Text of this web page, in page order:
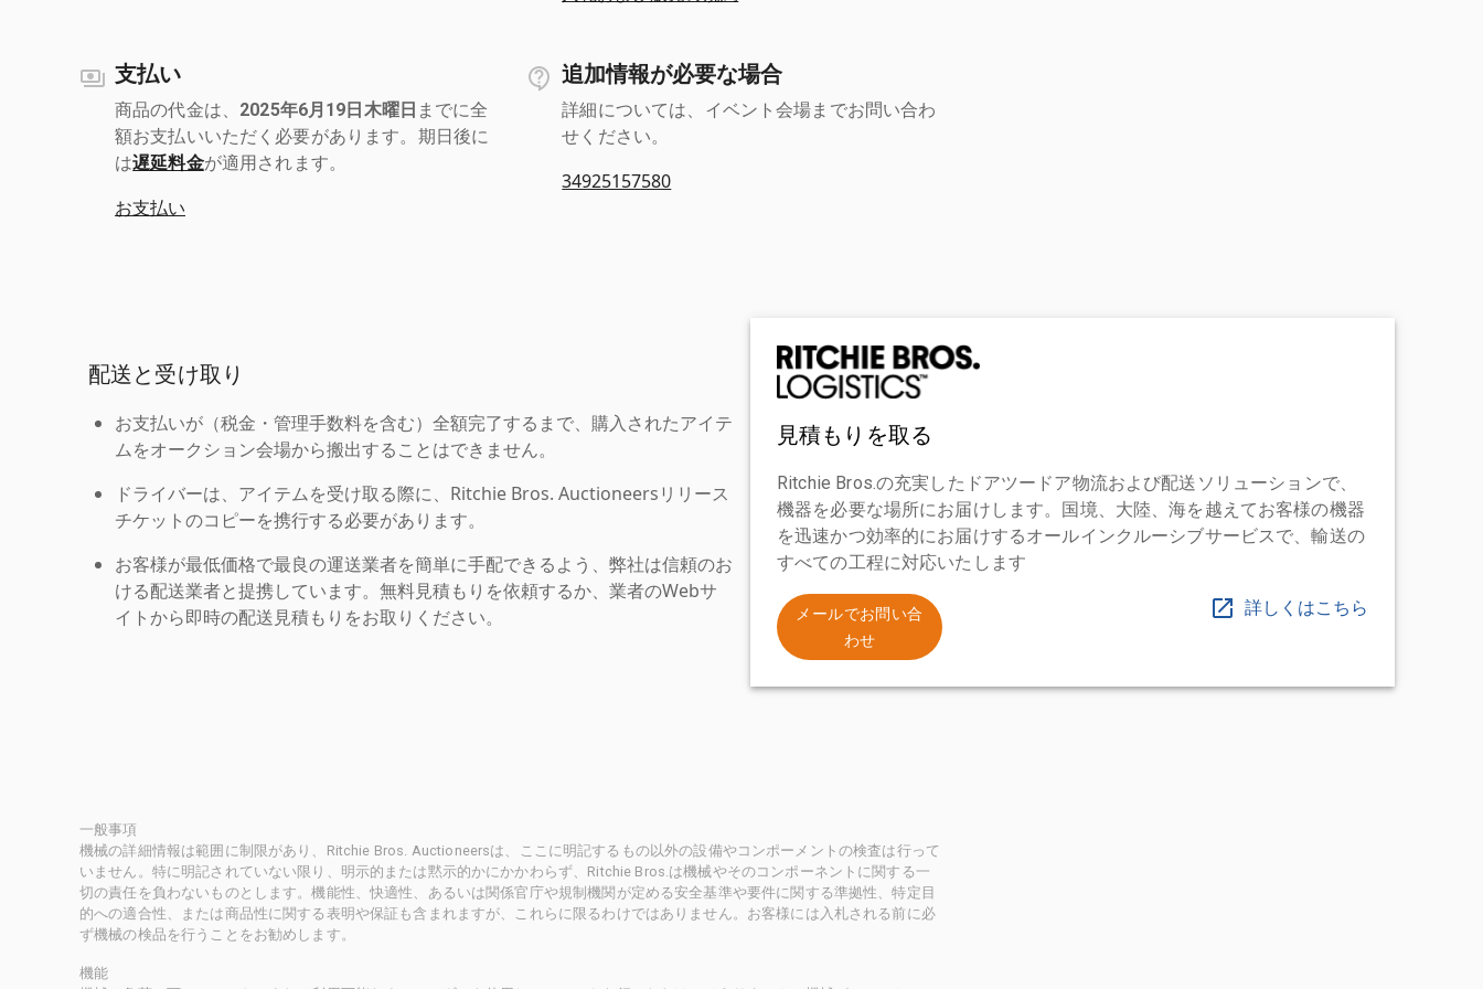
支払い
商品の代金は、 2025年6月19日木曜日 までに全
額お支払いいただく必要があります。期日後に
は遅延料金が適用されます。
お支払い
追加情報が必要な場合
詳細については、イベント会場までお問い合わ
せください。
34925157580
配送と受け取り
お支払いが（税金・管理手数料を含む）全額完了するまで、購入されたアイテ
ムをオークション会場から搬出することはできません。
ドライバーは、アイテムを受け取る際に、Ritchie Bros. Auctioneersリリース
チケットのコピーを携行する必要があります。
お客様が最低価格で最良の運送業者を簡単に手配できるよう、弊社は信頼のお
ける配送業者と提携しています。無料見積もりを依頼するか、業者のWebサ
イトから即時の配送見積もりをお取りください。
見積もりを取る
Ritchie Bros.の充実したドアツードア物流および配送ソリューションで、
機器を必要な場所にお届けします。国境、大陸、海を越えてお客様の機器
を迅速かつ効率的にお届けするオールインクルーシブサービスで、輸送の
すべての工程に対応いたします
メールでお問い合
わせ
詳しくはこちら
一般事項
機械の詳細情報は範囲に制限があり、Ritchie Bros. Auctioneersは、ここに明記するもの以外の設備やコンポーメントの検査は行って
いません。特に明記されていない限り、明示的または黙示的かにかかわらず、Ritchie Bros.は機械やそのコンポーネントに関する一
切の責任を負わないものとします。機能性、快適性、あるいは関係官庁や規制機関が定める安全基準や要件に関する準拠性、特定目
的への適合性、または商品性に関する表明や保証も含まれますが、これらに限るわけではありません。お客様には入札される前に必
ず機械の検品を行うことをお勧めします。
機能